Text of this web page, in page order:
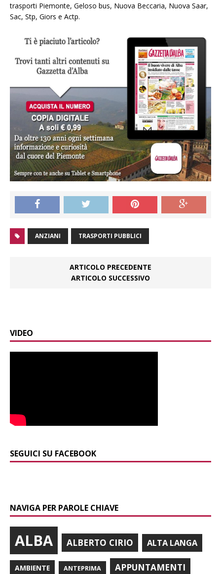
trasporti Piemonte, Geloso bus, Nuova Beccaria, Nuova Saar,
Sac, Stp, Giors e Actp.
ANZIANI TRASPORTI PUBBLICI
ARTICOLO PRECEDENTE
ARTICOLO SUCCESSIVO
VIDEO
SEGUICI SU FACEBOOK
NAVIGA PER PAROLE CHIAVE
ALBA ALBERTO CIRIO ALTA LANGA
AMBIENTE ANTEPRIMA APPUNTAMENTI